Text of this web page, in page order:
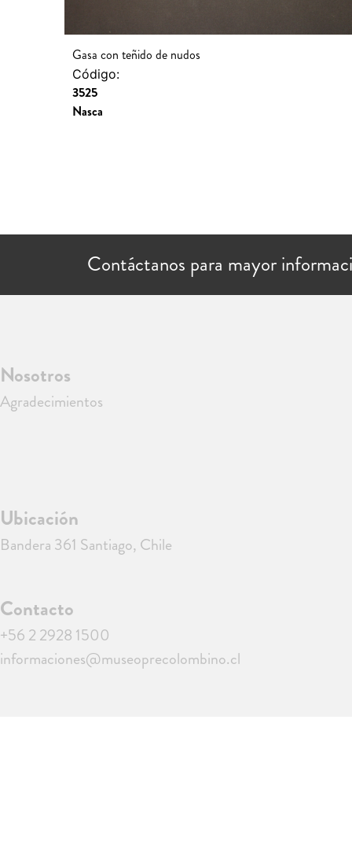
Gasa con teñido de nudos
Código:
3525
Nasca
Contáctanos para mayor
Nosotros
Agradecimientos
Ubicación
Bandera 361 Santiago, Chile
Contacto
+56 2 2928 1500
informaciones@museoprecolombino.cl